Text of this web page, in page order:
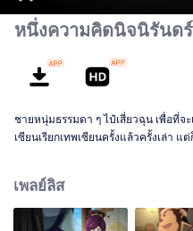
หนึ่งความคิดนิจนิรันดร์
ชายหนุ่มธรรมดา ๆ ไป๋เสี่ยวฉุน เพื่อที่จ
เซียนเรียกเทพเซียนครั้งแล้วครั้งเล่า
เพลย์ลิส